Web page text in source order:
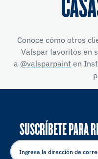
Conoce cómo otros
Valspar favoritos en
a @valsparpaint en
SUSCRÍBETE PARA